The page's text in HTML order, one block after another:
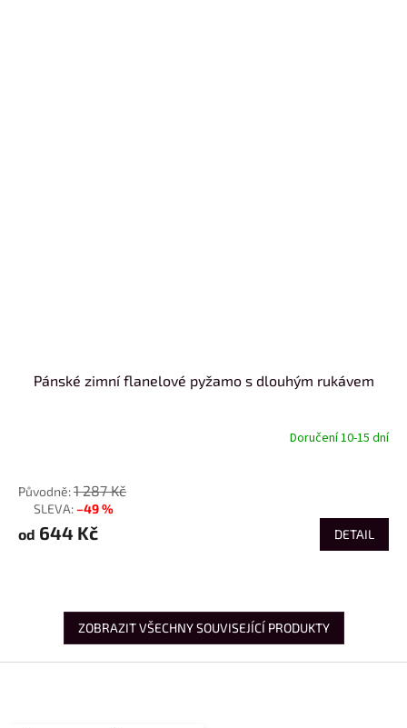
Pánské zimní flanelové pyžamo s dlouhým rukávem
Doručení 10-15 dní
1 287 Kč
–49 %
od 644 Kč DETAIL
ZOBRAZIT VŠECHNY SOUVISEJÍCÍ PRODUKTY